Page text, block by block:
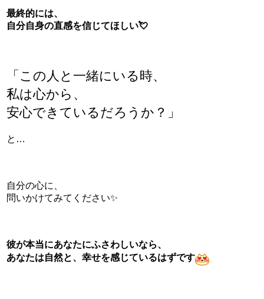
最終的には、
自分自身の直感を信じてほしい💘
「この人と一緒にいる時、
私は心から、
安心できているだろうか？」
と…
自分の心に、
問いかけてみてください✨
彼が本当にあなたにふさわしいなら、
あなたは自然と、幸せを感じているはずです